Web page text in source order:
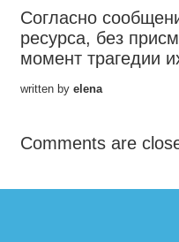
Согласно
ресурса, без
момент трагедии
written by elena
Comments are